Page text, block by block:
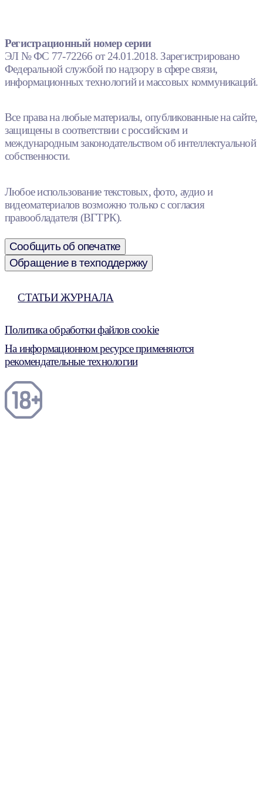
Регистрационный номер серии
ЭЛ № ФС 77-72266 от 24.01.2018. Зарегистрировано
Федеральной службой по надзору в сфере связи,
информационных технологий и массовых коммуникаций.
Все права на любые материалы, опубликованные на сайте,
защищены в соответствии с российским и
международным законодательством об интеллектуальной
собственности.
Любое использование текстовых, фото, аудио и
видеоматериалов возможно только с согласия
правообладателя (ВГТРК).
Сообщить об опечатке
Обращение в техподдержку
СТАТЬИ ЖУРНАЛА
Политика обработки файлов cookie
На информационном ресурсе применяются
рекомендательные технологии